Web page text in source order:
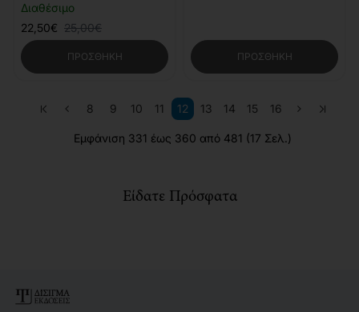
Διαθέσιμο
22,50€ 25,00€
ΠΡΟΣΘΉΚΗ ΠΡΟΣΘΉΚΗ
8 9 10 11 12 13 14 15 16
Εμφάνιση 331 έως 360 από 481 (17 Σελ.)
Είδατε Πρόσφατα